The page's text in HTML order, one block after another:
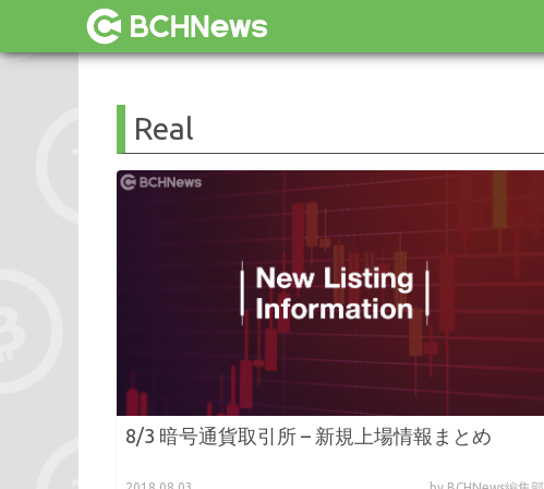
Real
8/3 暗号通貨取引所 – 新規上場情報まとめ